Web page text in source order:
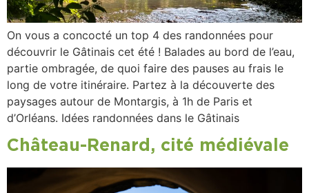
On vous a concocté un top 4 des randonnées pour
découvrir le Gâtinais cet été ! Balades au bord de l’eau,
partie ombragée, de quoi faire des pauses au frais le
long de votre itinéraire. Partez à la découverte des
paysages autour de Montargis, à 1h de Paris et
d’Orléans. Idées randonnées dans le Gâtinais
Château-Renard, cité médiévale